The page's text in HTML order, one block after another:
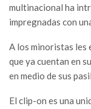
multinacional ha
impregnadas con
A los minoristas les
que ya cuentan en
en medio de sus
El clip-on es una